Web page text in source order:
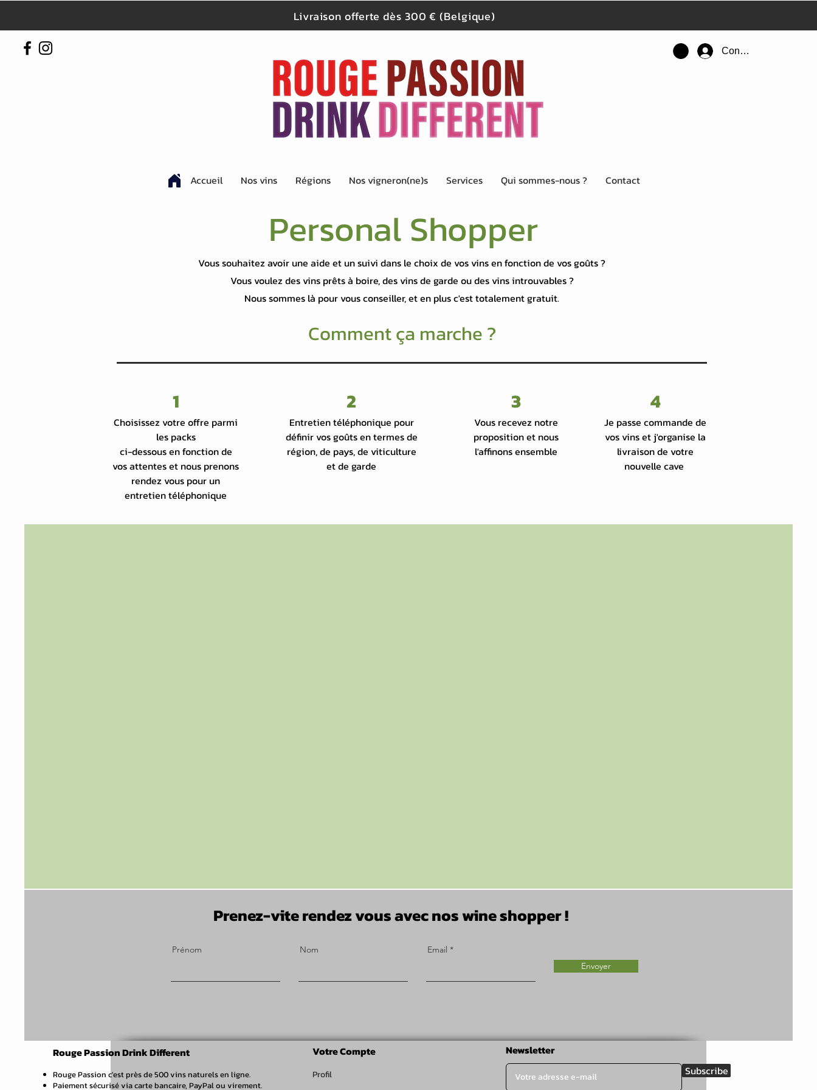
Livraison offerte dès 300 € (Belgique)
Connexion
Accueil Nos vins Régions Nos vigneron(ne)s Services Qui sommes-nous ? Contact
Personal Shopper
Vous souhaitez avoir une aide et un suivi dans le choix de vos vins en fonction de vos goûts ?
Vous voulez des vins prêts à boire, des vins de garde ou des vins introuvables ?
Nous sommes là pour vous conseiller, et en plus c'est totalement gratuit.
Comment ça marche ?
1
Choisissez votre offre parmi
les packs
ci-dessous en fonction de
vos attentes et nous prenons
rendez vous pour un
entretien téléphonique
2
Entretien téléphonique pour
définir vos goûts en termes de
région, de pays, de viticulture
et de garde
3
Vous recevez notre
proposition et nous
l'affinons ensemble
4
Je passe commande de
vos vins et j'organise la
livraison de votre
nouvelle cave
Prenez-vite rendez vous avec nos wine shopper !
Prénom Nom
Email
Envoyer
Rouge Passion Drink Different
Rouge Passion c'est près de 500 vins naturels en ligne.
Paiement sécurisé via carte bancaire, PayPal ou virement.
Profil
Newsletter
Subscribe
Votre Compte